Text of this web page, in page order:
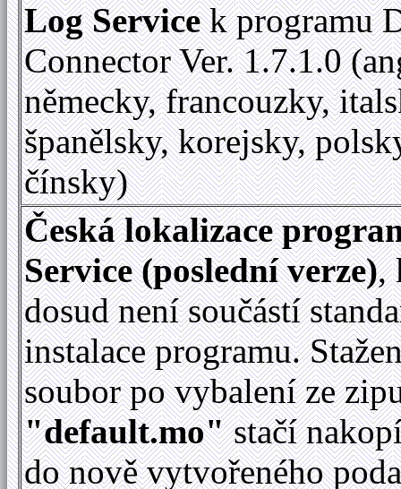
Log Servicek programu
Connector Ver. 1.7.1.0
německy, francouzky,
španělsky, korejsky,
čínsky)
Česká lokalizace
Service (poslední verze),
dosud není součástí
instalace programu.
soubor po vybalení ze
"default.mo"stačí
do nově vytvořeného